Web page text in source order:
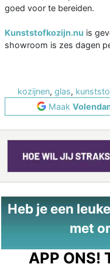
goed voor te bereiden.
Kunststofkozijn.nu is
showroom is zes dagen
kozijnen, glas,
Maak
Heb je een
met
APP ONS!